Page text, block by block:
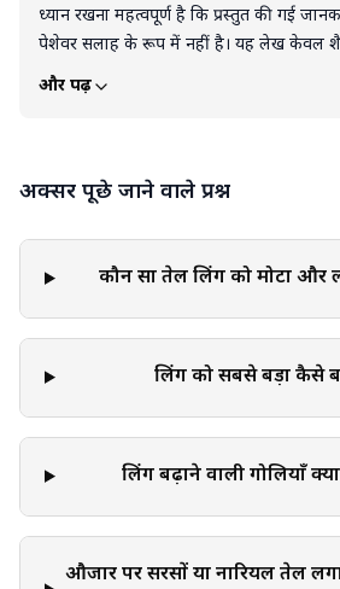
ध्यान रखना महत्वपूर्ण है कि प्रस्तुत की गई
पेशेवर सलाह के रूप में नहीं है। यह लेख केवल
उद्देश्यों के लिए है। इस लेख को किसी भी उत्पाद,
लागू या कार्यान्वित करते समय व्यक्तिगत
और पढ़ें
अक्सर पूछे जाने वाले प्रश्न
कौन सा तेल लिंग को मोटा और
लिंग को सबसे बड़ा कैसे
लिंग बढ़ाने वाली गोलियाँ
औजार पर सरसों या नारियल तेल